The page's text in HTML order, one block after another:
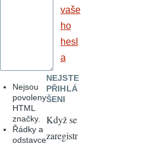
Nejsou
povoleny
HTML
značky.
Řádky a
odstavce
vaše
ho
hesl
a
NEJSTE
PŘIHLÁ
ŠENI
Když se
zaregistr